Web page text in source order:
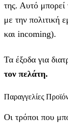
της. Αυτό μπορεί
με την πολιτική
και incoming).
Τα έξοδα για
τον πελάτη.
Παραγγελίες
Οι τρόποι που